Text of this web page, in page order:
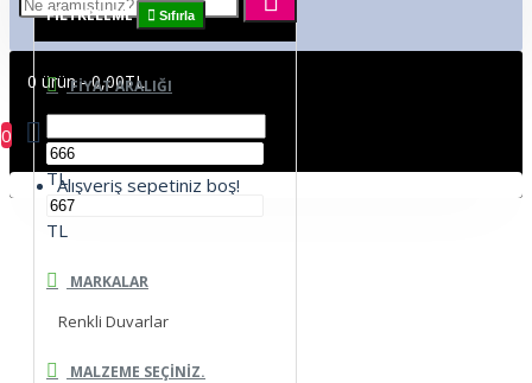
0 ürün - 0,00TL
0
Alışveriş sepetiniz boş!
FILTRELEME Sıfırla
FIYAT ARALIĞI
TL
TL
MARKALAR
Renkli Duvarlar
MALZEME SEÇINIZ.